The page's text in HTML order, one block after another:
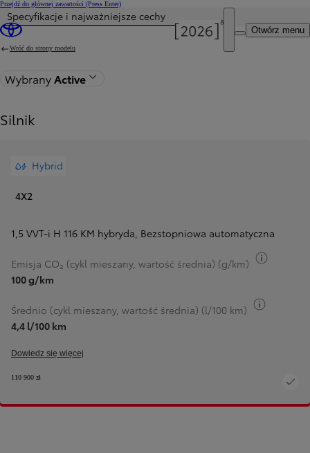
Przejdź do głównej zawartości (Press Enter)
Otwórz menu
Cena została zaktualizowana Cena Twojej konfiguracji została zmieniona na 112 100 zł.
Specyfikacje i najważniejsze cechy
Wróć do strony modelu
Wybrany Active
Silnik
Hybrid
4X2
1,5 VVT-i H 116 KM hybryda, Bezstopniowa automatyczna
Emisja CO₂ (cykl mieszany, wartość średnia) (g/km)
100 g/km
Średnio (cykl mieszany, wartość średnia) (l/100 km)
4,4 l/100 km
Dowiedz się więcej
110 900 zł